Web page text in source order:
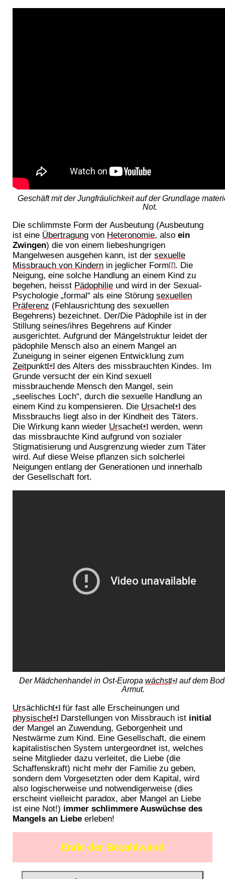
Geschäft mit der Jungfräulichkeit auf der Grundlage
Not.
Die schlimmste Form der Ausbeutung (Ausbeutung
ist eine Übertragung von Heteronomie, alsoein
Zwingen) die von einem liebeshungrigen
Mangelwesen ausgehen kann, ist dersexuelle
Missbrauch von Kindern in jeglicher Form[7]. Die
Neigung, eine solche Handlung an einem Kind zu
begehen, heisst Pädophilie und wird in der Sexual-
Psychologie „formal“ als eine Störungsexuellen
Präferenz (Fehlausrichtung des sexuellen
Begehrens) bezeichnet. Der/Die Pädophile ist in der
Stillung seines/ihres Begehrens auf Kinder
ausgerichtet. Aufgrund der Mängelstruktur leidet der
pädophile Mensch also an einem Mangel an
Zuneigung in seiner eigenen Entwicklung zum
Zeitpunkt[+] des Alters des missbrauchten Kindes. Im
Grunde versucht der ein Kind sexuell
missbrauchende Mensch den Mangel, sein
„seelisches Loch“, durch die sexuelle Handlung an
einem Kind zu kompensieren. Die Ursache[+] des
Missbrauchs liegt also in der Kindheit des Täters.
Die Wirkung kann wieder Ursache[+] werden, wenn
das missbrauchte Kind aufgrund von sozialer
Stigmatisierung und Ausgrenzung wieder zum Täter
wird. Auf diese Weise pflanzen sich solcherlei
Neigungen entlang der Generationen und innerhalb
der Gesellschaft fort.
Der Mädchenhandel in Ost-Europawächst[+]auf dem
Armut.
Ursächlich[+] für fast alle Erscheinungen und
physische[+] Darstellungen von Missbrauch ist initial
der Mangel an Zuwendung, Geborgenheit und
Nestwärme zum Kind. Eine Gesellschaft, die einem
kapitalistischen System untergeordnet ist, welches
seine Mitglieder dazu verleitet, die Liebe (die
Schaffenskraft) nicht mehr der Familie zu geben,
sondern dem Vorgesetzten oder dem Kapital, wird
also logischerweise und notwendigerweise (dies
erscheint vielleicht paradox, aber Mangel an Liebe
ist eine Not!) immer schlimmere Auswüchse des
Mangels an Liebe erleben!
Ende der Bezahlwand